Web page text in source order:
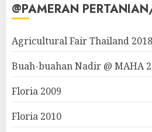
@PAMERAN
Agricultural Fair Thailand 2018
Buah-buahan Nadir @ MAHA
Floria 2009
Floria 2010